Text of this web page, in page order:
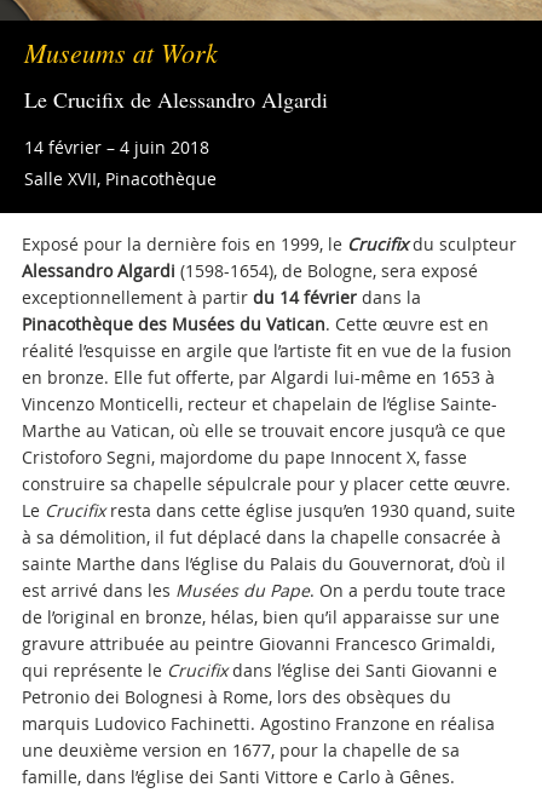
Museums at Work
Le Crucifix de Alessandro Algardi
14 février – 4 juin 2018
Salle XVII, Pinacothèque
Exposé pour la dernière fois en 1999, le Crucifixdu sculpteur
Alessandro Algardi (1598-1654), de Bologne, sera exposé
exceptionnellement à partir du 14 févrierdans la
Pinacothèque des Musées du Vatican. Cette œuvre est en
réalité l’esquisse en argile que l’artiste fit en vue de la fusion
en bronze. Elle fut offerte, par Algardi lui-même en 1653 à
Vincenzo Monticelli, recteur et chapelain de l’église Sainte-
Marthe au Vatican, où elle se trouvait encore jusqu’à ce que
Cristoforo Segni, majordome du pape Innocent X, fasse
construire sa chapelle sépulcrale pour y placer cette œuvre.
Le Crucifixresta dans cette église jusqu’en 1930 quand, suite
à sa démolition, il fut déplacé dans la chapelle consacrée à
sainte Marthe dans l’église du Palais du Gouvernorat, d’où il
est arrivé dans les Musées du Pape. On a perdu toute trace
de l’original en bronze, hélas, bien qu’il apparaisse sur une
gravure attribuée au peintre Giovanni Francesco Grimaldi,
qui représente le Crucifixdans l’église dei Santi Giovanni e
Petronio dei Bolognesi à Rome, lors des obsèques du
marquis Ludovico Fachinetti. Agostino Franzone en réalisa
une deuxième version en 1677, pour la chapelle de sa
famille, dans l’église dei Santi Vittore e Carlo à Gênes.